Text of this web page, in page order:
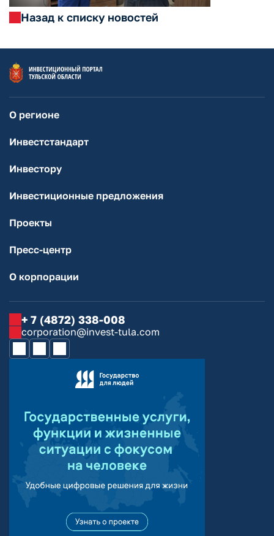
Назад к списку новостей
О регионе
Инвестстандарт
Инвестору
Инвестиционные предложения
Проекты
Пресс-центр
О корпорации
+ 7 (4872) 338-008
corporation@invest-tula.com